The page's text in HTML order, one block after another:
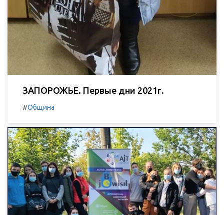
ЗАПОРОЖЬЕ. Первые дни 2021г.
#Община